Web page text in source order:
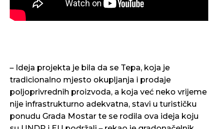
– Ideja projekta je bila da se Tepa, koja je
tradicionalno mjesto okupljanja i prodaje
poljoprivrednih proizvoda, a koja već neko vrijeme
nije infrastrukturno adekvatna, stavi u turističku
ponudu Grada Mostar te se rodila ova ideja koju